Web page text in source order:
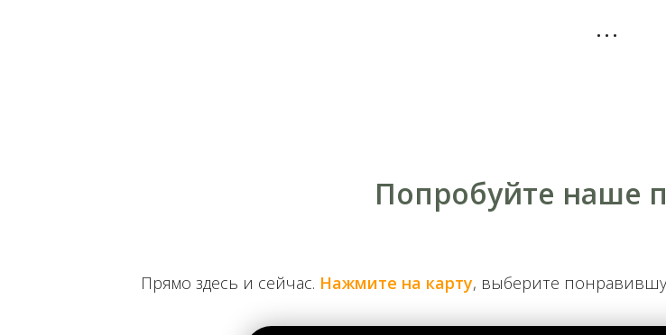
Николаевский цепной мост и Предмостная слободка. 1900-е годы
После открытия в 1853 году Цепного моста жизнь в поселке значительно оживилась.
рыбы, чистейшие пляжи, и, к сожалению, наводнения. Для защиты от паводков
...
Попробуйте наше
Прямо здесь и сейчас. Нажмите на карту, выберите